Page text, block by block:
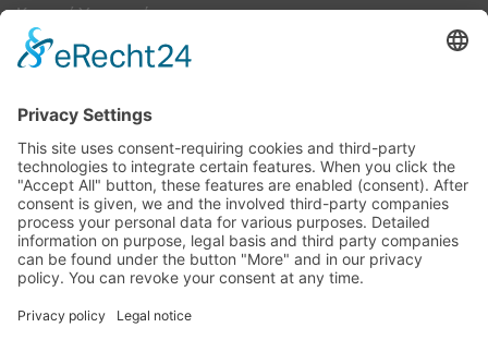
Κουμπί Υπαναχώρησης
Camper Οδηγός Μεγεθών
ΤΕΧΝΟΛΟΓΙΑ
Τεχνολογία